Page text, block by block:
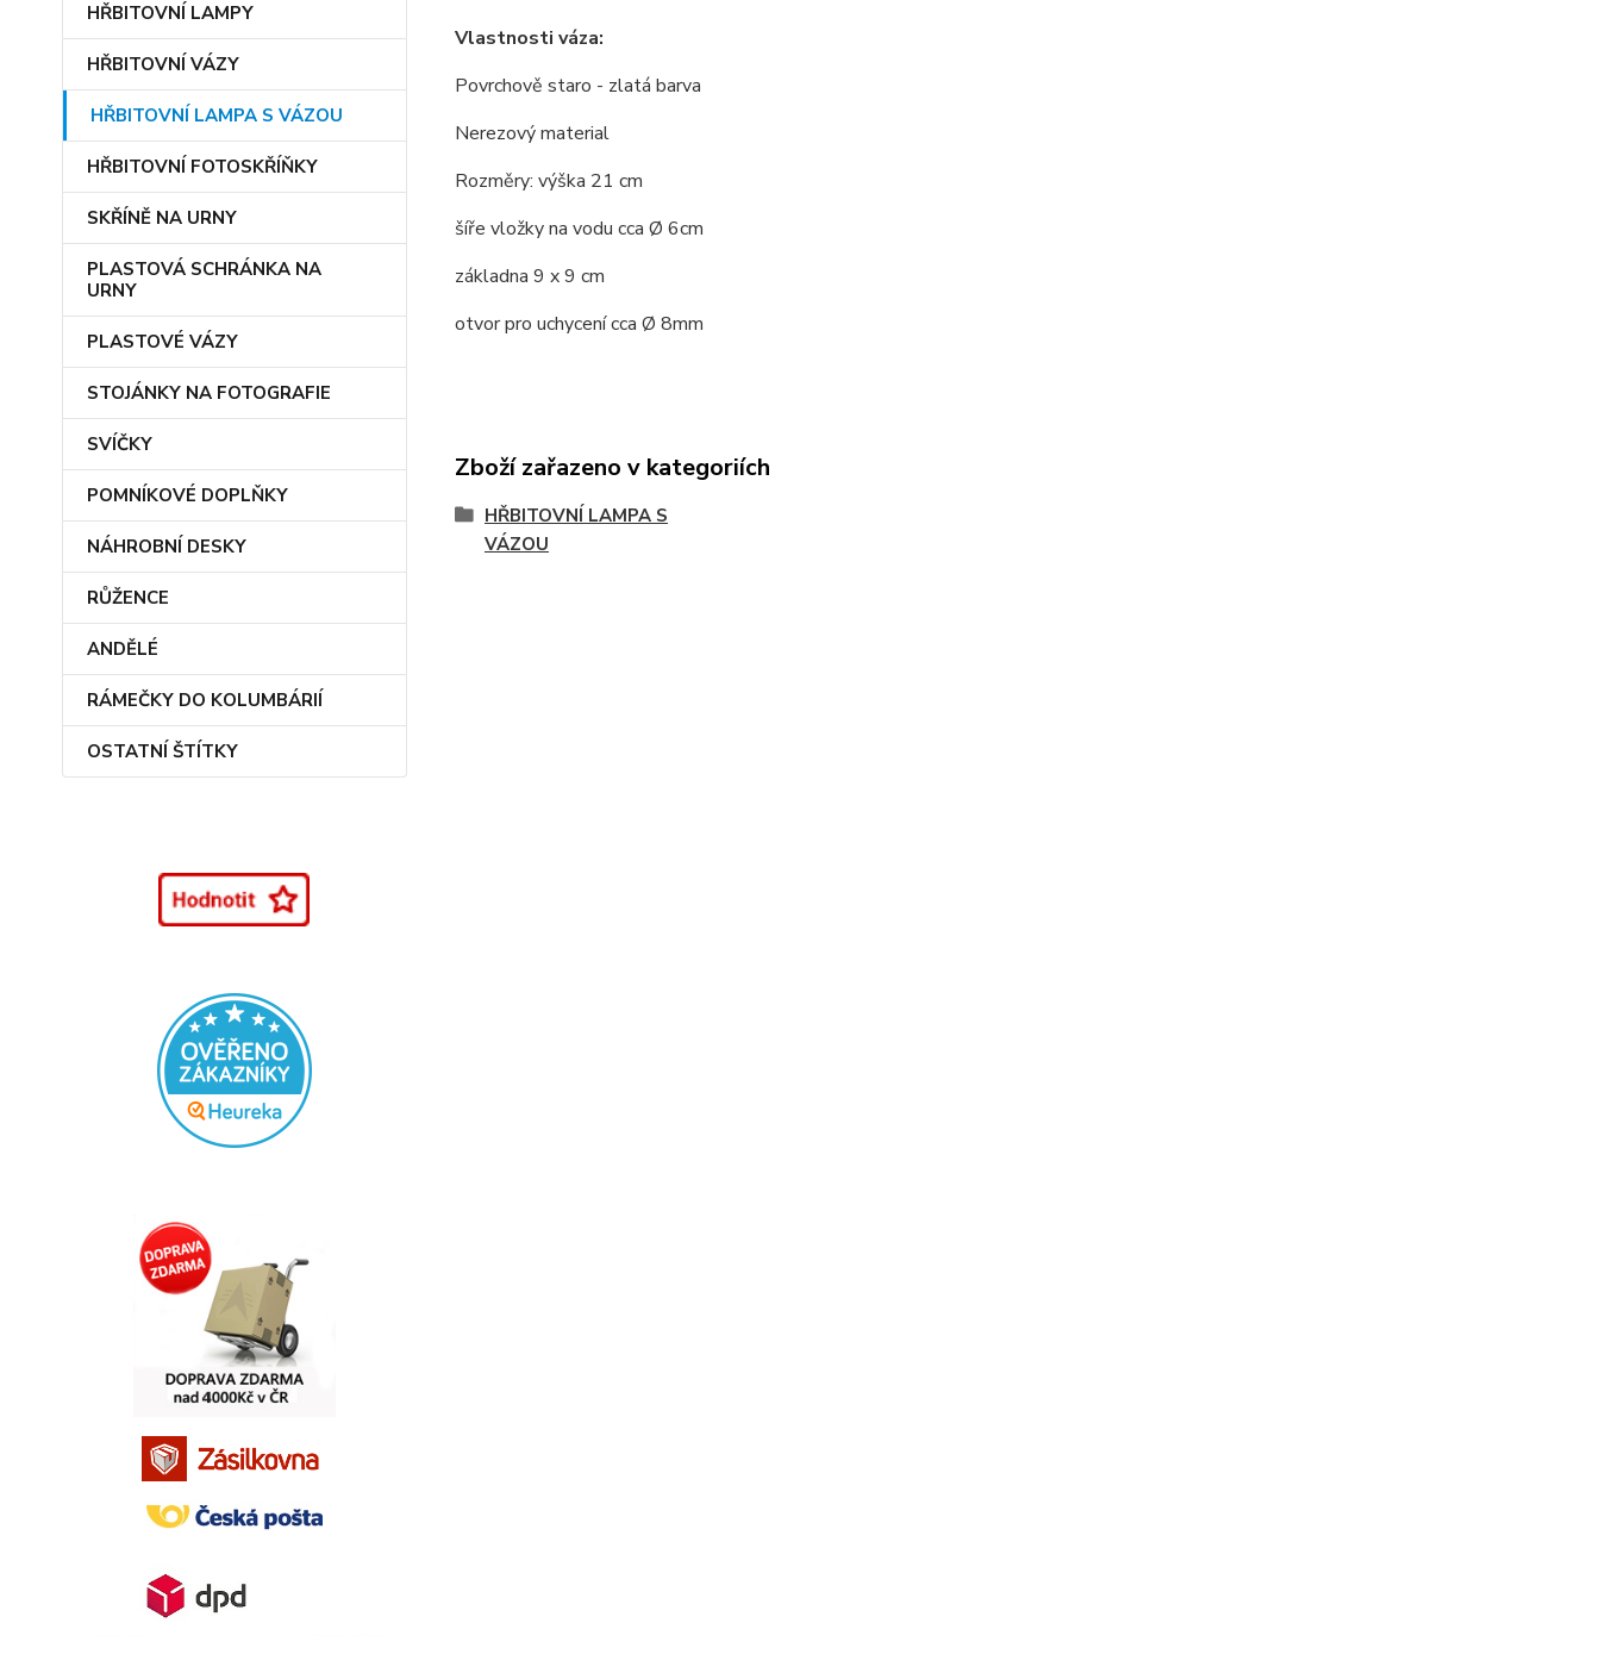
HŘBITOVNÍ LAMPY
HŘBITOVNÍ VÁZY
HŘBITOVNÍ LAMPA S VÁZOU
HŘBITOVNÍ FOTOSKŘÍŇKY
SKŘÍNĚ NA URNY
PLASTOVÁ SCHRÁNKA NA
URNY
PLASTOVÉ VÁZY
STOJÁNKY NA FOTOGRAFIE
SVÍČKY
POMNÍKOVÉ DOPLŇKY
NÁHROBNÍ DESKY
RŮŽENCE
ANDĚLÉ
RÁMEČKY DO KOLUMBÁRIÍ
OSTATNÍ ŠTÍTKY
Vlastnosti váza:
Povrchově staro - zlatá barva
Nerezový material
Rozměry: výška 21 cm
šíře vložky na vodu cca Ø 6cm
základna 9 x 9 cm
otvor pro uchycení cca Ø 8mm
Zboží zařazeno v kategoriích
HŘBITOVNÍ LAMPA S
VÁZOU